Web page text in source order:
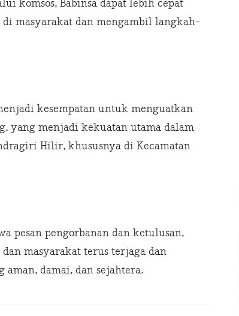
komsos, Babinsa dapat lebih cepat
masyarakat dan mengambil langkah-
kesempatan untuk menguatkan
yang menjadi kekuatan utama dalam
Hilir, khususnya di Kecamatan
pesan pengorbanan dan ketulusan,
masyarakat terus terjaga dan
damai, dan sejahtera.